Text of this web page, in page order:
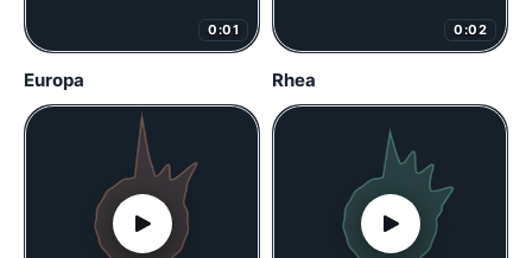
0:01
Europa
0:02
Rhea